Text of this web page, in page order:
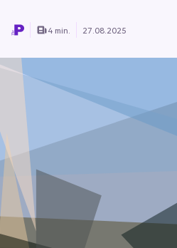
4 min. 27.08.2025